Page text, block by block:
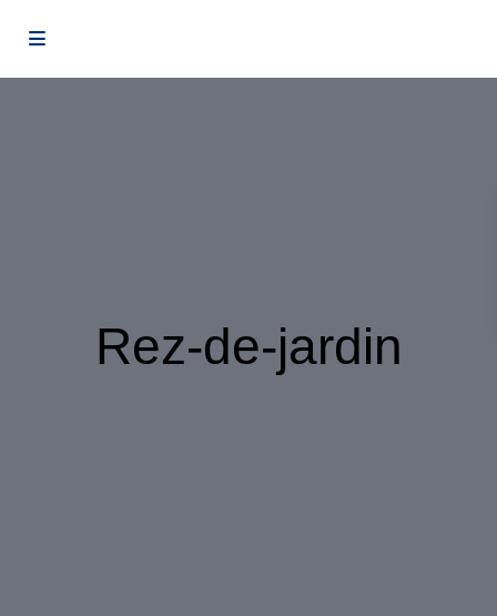
Rez-de-jardin